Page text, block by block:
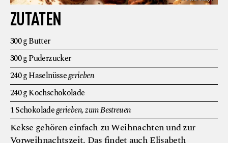
Kekse gehören einfach zu Weihnachten und zur
ZUTATEN
300gButter
300gPuderzucker
240gHaselnüssegerieben
240gKochschokolade
1Schokoladegerieben, zum Bestreuen